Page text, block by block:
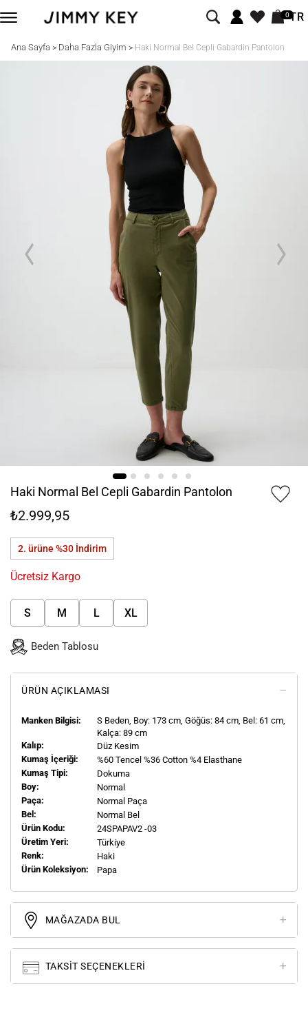
0TR
Ana Sayfa > Daha Fazla Giyim > Haki Normal Bel Cepli Gabardin Pantolon
Haki Normal Bel Cepli Gabardin Pantolon
₺2.999,95
2. ürüne %30 İndirim
Ücretsiz Kargo
S M L XL
Beden Tablosu
ÜRÜN AÇIKLAMASI
Manken Bilgisi: S Beden, Boy: 173 cm, Göğüs: 84 cm, Bel: 61 cm,
Kalça: 89 cm
Kalıp:
Düz Kesim
Kumaş İçeriği:
%60 Tencel %36 Cotton %4 Elasthane
Kumaş Tipi:
Dokuma
Boy:
Normal
Paça:
Normal Paça
Bel:
Normal Bel
Ürün Kodu:
24SPAPAV2 -03
Üretim Yeri:
Türkiye
Renk:
Haki
Ürün Koleksiyon:
Papa
MAĞAZADA BUL
TAKSIT SEÇENEKLERI